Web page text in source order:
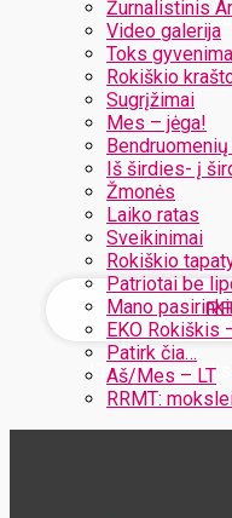
Žurnalistinis
Video galerija
Toks
Rokiškio
Sugrįžimai
Mes – jėga!
Iš širdies- į
Žmonės
Laiko ratas
Sveikinimai
Rokiškio
Patriotai be
Mano
EKO Rokiškis
Patirk čia…
Aš/Mes – LT
RRMT:
Jūsų slaptažodis